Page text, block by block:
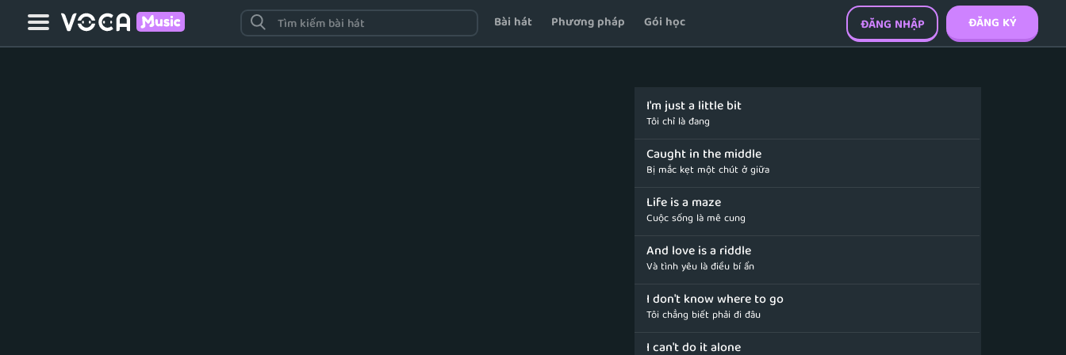
Bài hát Phương pháp Gói học ĐĂNG KÝ
ĐĂNG NHẬP
I'm just a little bit
Tôi chỉ là đang
Caught in the middle
Bị mắc kẹt một chút ở giữa
Life is a maze
Cuộc sống là mê cung
And love is a riddle
Và tình yêu là điều bí ẩn
I don't know where to go
Tôi chẳng biết phải đi đâu
I can't do it alone